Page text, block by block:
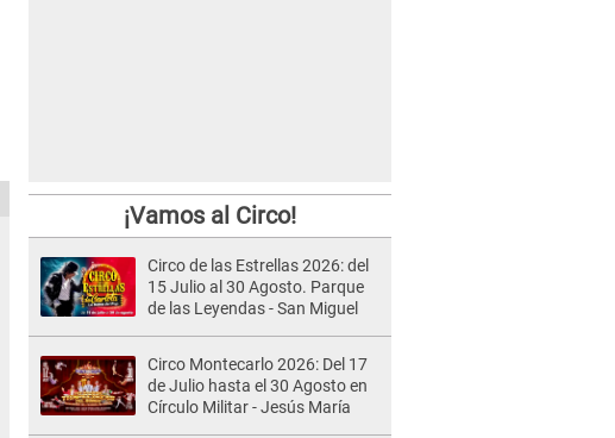
¡Vamos al Circo!
Circo de las Estrellas 2026: del
15 Julio al 30 Agosto. Parque
de las Leyendas - San Miguel
Circo Montecarlo 2026: Del 17
de Julio hasta el 30 Agosto en
Círculo Militar - Jesús María